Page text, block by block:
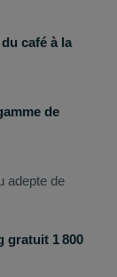
café à la
de
adepte de
gratuit 1 800